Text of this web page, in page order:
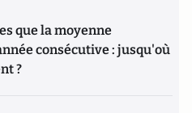
que la moyenne
consécutive : jusqu'où
?